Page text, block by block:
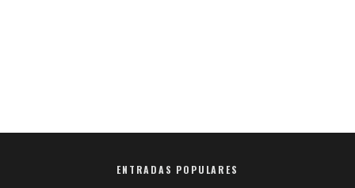
ENTRADAS POPULARES